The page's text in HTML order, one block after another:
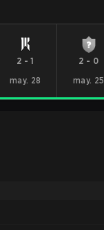
2 -1
may. 28
2 - 0
may. 25